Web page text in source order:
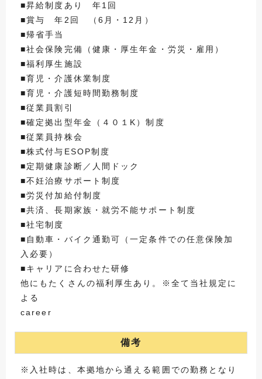
■昇給制度あり 年1回
■賞与 年2回 （6月・12月）
■帰省手当
■社会保険完備（健康・厚生年金・労災・雇用）
■福利厚生施設
■育児・介護休業制度
■育児・介護短時間勤務制度
■従業員割引
■確定拠出型年金（４０１K）制度
■従業員持株会
■株式付与ESOP制度
■定期健康診断／人間ドック
■不妊治療サポート制度
■労災付加給付制度
■共済、長期家族・就労不能サポート制度
■社宅制度
■自動車・バイク通勤可（一定条件での任意保険加
入必要）
■キャリアに合わせた研修
他にもたくさんの福利厚生あり。※全て当社規定に
よる
career
備考
※入社時は、本拠地から通える範囲での勤務となり